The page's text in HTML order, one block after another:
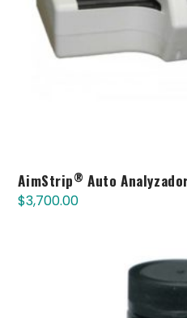
AimStrip® Auto
$3,700.00